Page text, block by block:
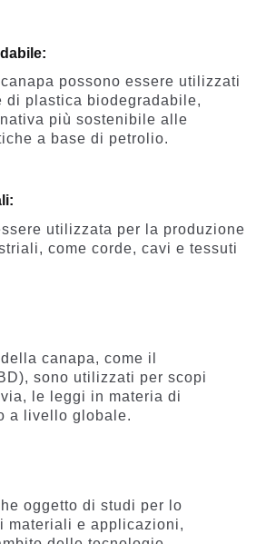
possono essere utilizzati
di plastica biodegradabile,
più sostenibile alle
a base di petrolio.
utilizzata per la produzione
come corde, cavi e tessuti
canapa, come il
sono utilizzati per scopi
le leggi in materia di
a livello globale.
oggetto di studi per lo
materiali e applicazioni,